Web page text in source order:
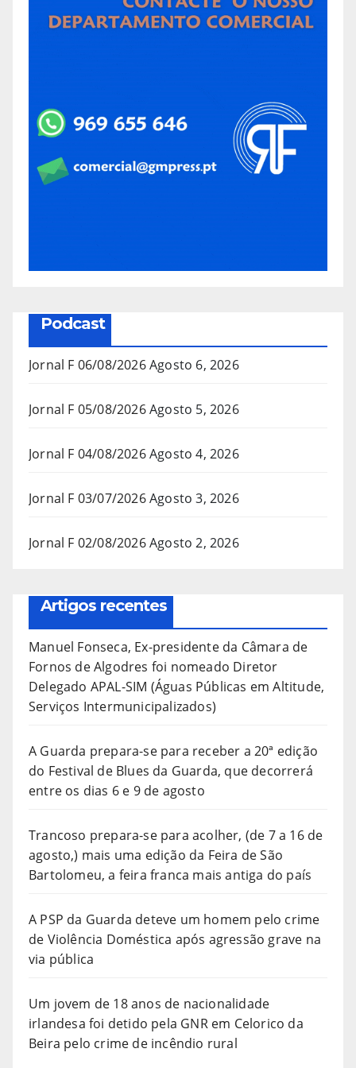
Podcast
Jornal F 06/08/2026Agosto 6, 2026
Jornal F 05/08/2026Agosto 5, 2026
Jornal F 04/08/2026Agosto 4, 2026
Jornal F 03/07/2026Agosto 3, 2026
Jornal F 02/08/2026Agosto 2, 2026
Artigos recentes
Manuel Fonseca, Ex-presidente da Câmara de
Fornos de Algodres foi nomeado Diretor
Delegado APAL-SIM (Águas Públicas em Altitude,
Serviços Intermunicipalizados)
A Guarda prepara-se para receber a 20ª edição
do Festival de Blues da Guarda, que decorrerá
entre os dias 6 e 9 de agosto
Trancoso prepara-se para acolher, (de 7 a 16 de
agosto,) mais uma edição da Feira de São
Bartolomeu, a feira franca mais antiga do país
A PSP da Guarda deteve um homem pelo crime
de Violência Doméstica após agressão grave na
via pública
Um jovem de 18 anos de nacionalidade
irlandesa foi detido pela GNR em Celorico da
Beira pelo crime de incêndio rural